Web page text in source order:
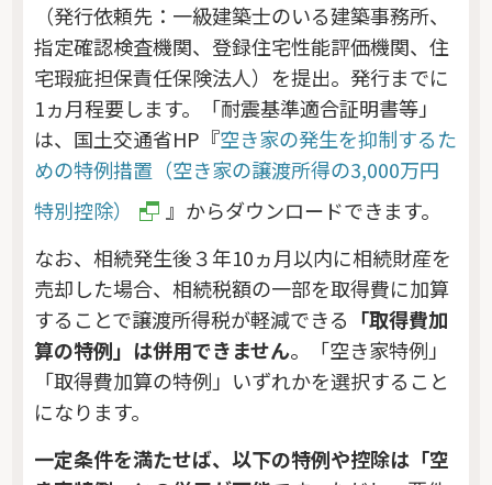
（発行依頼先：一級建築士のいる建築事務所、
指定確認検査機関、登録住宅性能評価機関、住
宅瑕疵担保責任保険法人）を提出。発行までに
1ヵ月程要します。「耐震基準適合証明書等」
は、国土交通省HP『空き家の発生を抑制するた
めの特例措置（空き家の譲渡所得の3,000万円
特別控除）
』からダウンロードできます。
なお、相続発生後３年10ヵ月以内に相続財産を
売却した場合、相続税額の一部を取得費に加算
することで譲渡所得税が軽減できる 「取得費加
算の特例」は併用できません。「空き家特例」
「取得費加算の特例」いずれかを選択すること
になります。
一定条件を満たせば、以下の特例や控除は「空